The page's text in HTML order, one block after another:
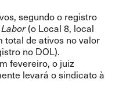
segundo o registro
(o Local 8, local
total de ativos no valor
no DOL).
fevereiro, o juiz
levará o sindicato à